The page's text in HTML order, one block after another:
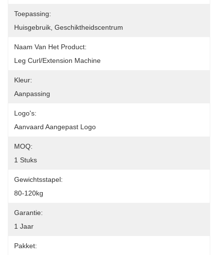
Toepassing:
Huisgebruik, Geschiktheidscentrum
Naam Van Het Product:
Leg Curl/extension Machine
Kleur:
Aanpassing
Logo's:
Aanvaard Aangepast Logo
MOQ:
1 Stuks
Gewichtsstapel:
80-120kg
Garantie:
1 Jaar
Pakket: